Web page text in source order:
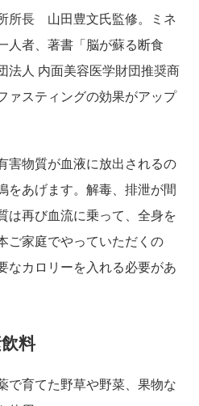
所長 山田豊文氏監修。ミネ
人者、著書「脳が蘇る断食
法人 内面美容医学財団推奨商
ァスティングの効果がアップ
害物質が血液に放出されるの
をあげます。解毒、排泄が間
は再び血流に乗って、全身を
ご家庭でやっていただくの
なカロリーを入れる必要があ
料
で育てた野草や野菜、果物な